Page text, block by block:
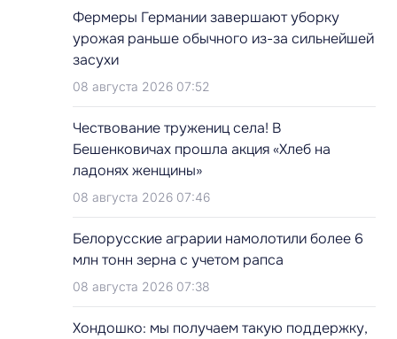
Фермеры Германии завершают уборку
урожая раньше обычного из-за сильнейшей
засухи
08 августа 2026 07:52
Чествование тружениц села! В
Бешенковичах прошла акция «Хлеб на
ладонях женщины»
08 августа 2026 07:46
Белорусские аграрии намолотили более 6
млн тонн зерна с учетом рапса
08 августа 2026 07:38
Хондошко: мы получаем такую поддержку,